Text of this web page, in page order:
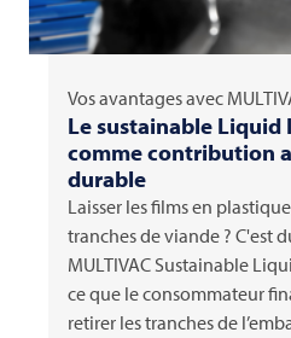
Vos avantages avec
Le sustainable Liquid
comme contribution
durable
Laisser les films en
tranches de viande ? C'est
MULTIVAC Sustainable
ce que le consommateur
retirer les tranches de